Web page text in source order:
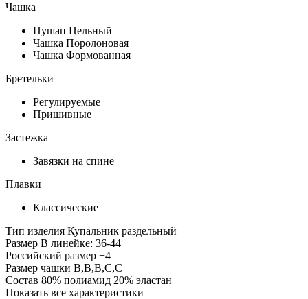
Чашка
Пушап Цельный
Чашка Поролоновая
Чашка Формованная
Бретельки
Регулируемые
Пришивные
Застежка
Завязки на спине
Плавки
Классические
Тип изделия Купальник раздельный
Размер В линейке: 36-44
Российский размер +4
Размер чашки B,B,B,C,C
Состав 80% полиамид 20% эластан
Показать все характеристики